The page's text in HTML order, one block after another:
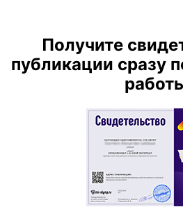
Получите
публикации сразу